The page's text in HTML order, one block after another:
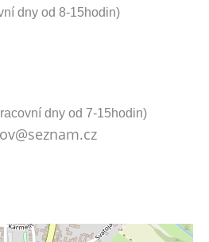
dny od 8-15hodin)
dny od 7-15hodin)